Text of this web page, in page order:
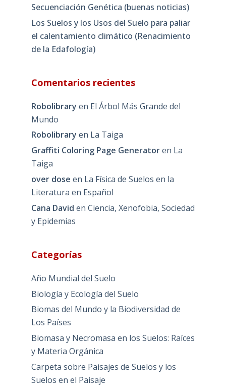
Secuenciación Genética (buenas noticias)
Los Suelos y los Usos del Suelo para paliar
el calentamiento climático (Renacimiento
de la Edafología)
Comentarios recientes
Robolibrary en El Árbol Más Grande del
Mundo
Robolibrary en La Taiga
Graffiti Coloring Page Generatoren La
Taiga
over dose en La Física de Suelos en la
Literatura en Español
Cana David en Ciencia, Xenofobia, Sociedad
y Epidemias
Categorías
Año Mundial del Suelo
Biología y Ecología del Suelo
Biomas del Mundo y la Biodiversidad de
Los Países
Biomasa y Necromasa en los Suelos: Raíces
y Materia Orgánica
Carpeta sobre Paisajes de Suelos y los
Suelos en el Paisaje